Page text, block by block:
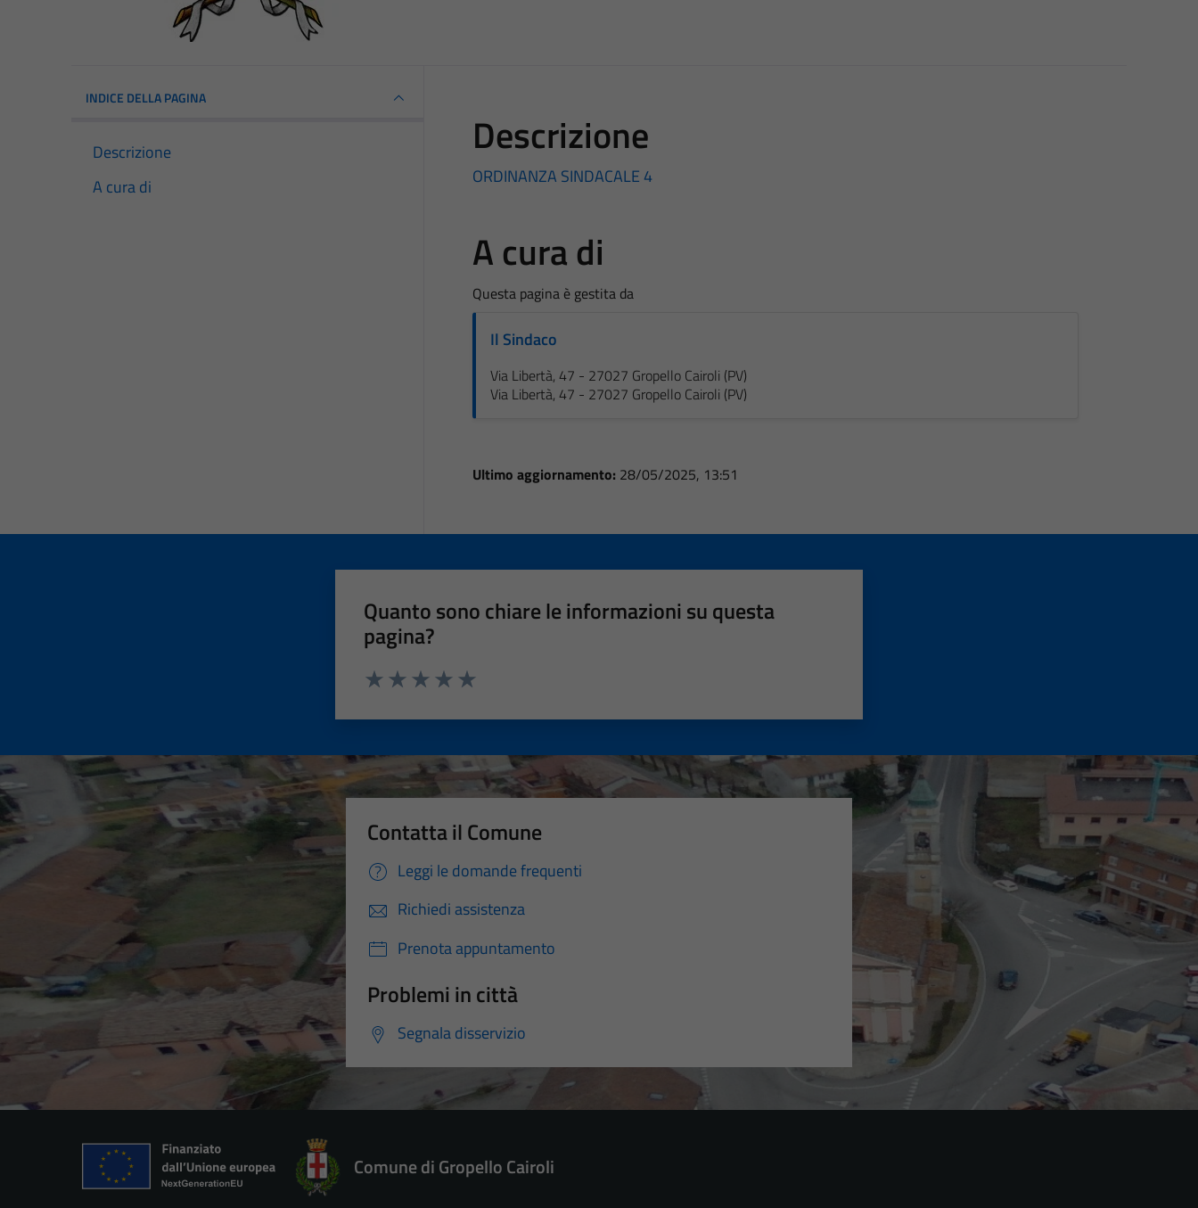
INDICE DELLA PAGINA
Descrizione
A cura di
Descrizione
ORDINANZA SINDACALE 4
A cura di
Questa pagina è gestita da
Il Sindaco
Via Libertà, 47 - 27027 Gropello Cairoli (PV)
Via Libertà, 47 - 27027 Gropello Cairoli (PV)
Ultimo aggiornamento: 28/05/2025, 13:51
Quanto sono chiare le informazioni su questa
pagina?
Contatta il Comune
Leggi le domande frequenti
Richiedi assistenza
Prenota appuntamento
Problemi in città
Segnala disservizio
Comune di Gropello Cairoli